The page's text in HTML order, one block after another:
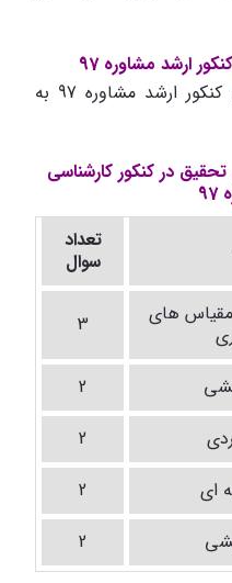
ارشد مشاوره 97
بودجه بندی سوالات روش تحقیق کنکور ارشد مشاوره 97 به
در کنکور کارشناسی
تعداد
سوال
های
3
2
2
ای
2
2